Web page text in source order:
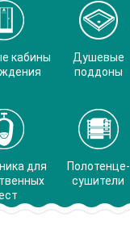
кабины
Душевые
поддоны
для
Полотенце-
сушители